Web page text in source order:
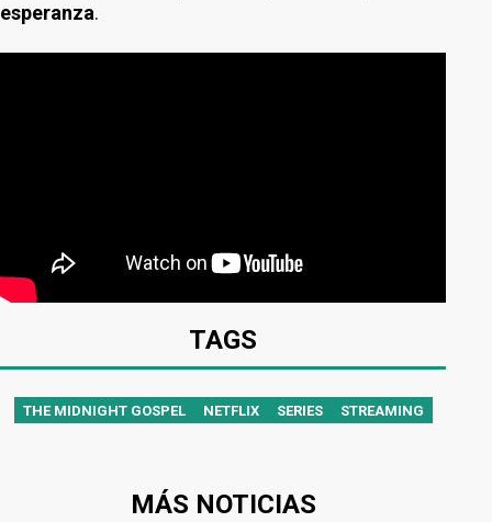
esperanza.
TAGS
THE MIDNIGHT GOSPEL NETFLIX SERIES STREAMING
MÁS NOTICIAS